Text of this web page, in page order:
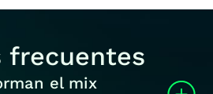
frecuentes
el mix